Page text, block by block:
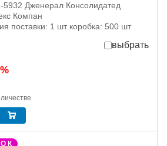
5932 Дженерал Консолидатед
Компан
поставки: 1 шт коробка: 500 шт
выбрать
К